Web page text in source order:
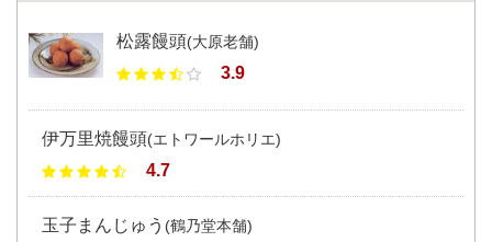
松露饅頭(大原老舗)
3.9
伊万里焼饅頭(エトワールホリエ)
4.7
玉子まんじゅう (鶴乃堂本舗)